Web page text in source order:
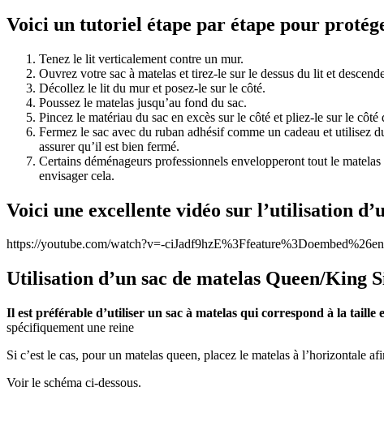
Voici un tutoriel étape par étape pour
Tenez le lit verticalement contre un mur.
Ouvrez votre sac à matelas et tirez-le sur le dessus du lit et
Décollez le lit du mur et posez-le sur le côté.
Poussez le matelas jusqu’au fond du sac.
Pincez le matériau du sac en excès sur le côté et pliez-le sur le
Fermez le sac avec du ruban adhésif comme un cadeau et utilisez
assurer qu’il est bien fermé.
Certains déménageurs professionnels envelopperont tout le
envisager cela.
Voici une excellente vidéo sur l’utilisation
https://youtube.com/watch?v=-
Utilisation d’un sac de matelas Queen/King
Il est préférable d’utiliser un sac à matelas qui correspond à la taille
spécifiquement une reine
Si c’est le cas, pour un matelas queen, placez le matelas à l’horizontale
Voir le schéma ci-dessous.